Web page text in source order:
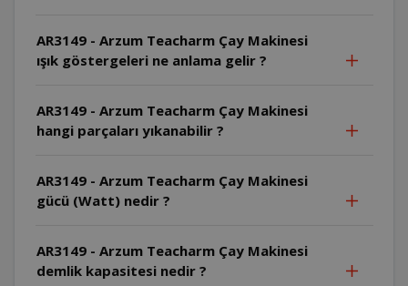
AR3149 - Arzum Teacharm Çay Makinesi
ışık göstergeleri ne anlama gelir ?
AR3149 - Arzum Teacharm Çay Makinesi
hangi parçaları yıkanabilir ?
AR3149 - Arzum Teacharm Çay Makinesi
gücü (Watt) nedir ?
AR3149 - Arzum Teacharm Çay Makinesi
demlik kapasitesi nedir ?